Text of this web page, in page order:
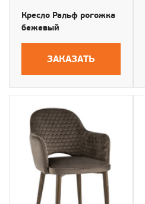
Кресло Ральф рогожка
бежевый
ЗАКАЗАТЬ